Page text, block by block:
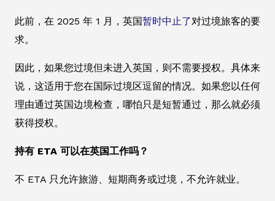
此前，在 2025 年 1 月，英国暂时中止了对过境旅客的要
求。
因此，如果您过境但未进入英国，则不需要授权。具体来
说，这适用于您在国际过境区逗留的情况。如果您以任何
理由通过英国边境检查，哪怕只是短暂通过，那么就必须
获得授权。
持有 ETA 可以在英国工作吗？
不 ETA 只允许旅游、短期商务或过境，不允许就业。